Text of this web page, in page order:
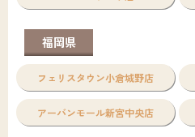
福岡県
フェリスタウン小倉城野店
アーバンモール新宮中央店